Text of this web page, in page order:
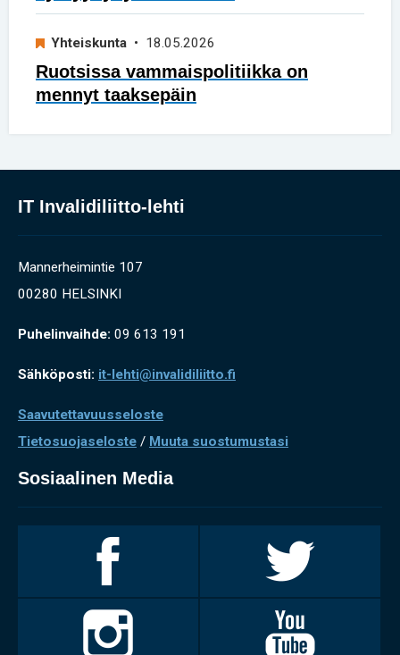
Yhteiskunta • 18.05.2026
Ruotsissa vammaispolitiikka on
mennyt taaksepäin
IT Invalidiliitto-lehti
Mannerheimintie 107
00280 HELSINKI
Puhelinvaihde: 09 613 191
Sähköposti: it-lehti@invalidiliitto.fi
Saavutettavuusseloste
Tietosuojaseloste / Muuta suostumustasi
Sosiaalinen Media
Facebookissa
Twitterissä
Invalidiliitto
Instagramissa
Youtubessa